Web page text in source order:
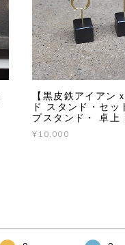
【黒皮鉄アイアン
ド スタンド・セッ
プスタンド・ 卓上
¥10,000